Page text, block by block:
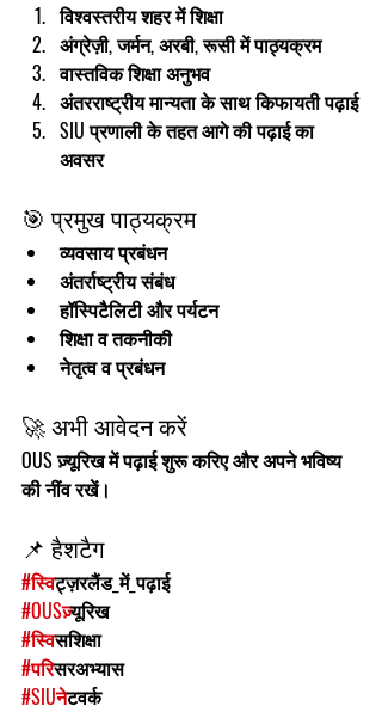
विश्वस्तरीय शहर में शिक्षा
अंग्रेज़ी, जर्मन, अरबी, रूसी में पाठ्यक्रम
वास्तविक शिक्षा अनुभव
अंतरराष्ट्रीय मान्यता के साथ किफायती पढ़ाई
SIU प्रणाली के तहत आगे की पढ़ाई का
अवसर
🎯 प्रमुख पाठ्यक्रम
व्यवसाय प्रबंधन
अंतर्राष्ट्रीय संबंध
हॉस्पिटैलिटी और पर्यटन
शिक्षा व तकनीकी
नेतृत्व व प्रबंधन
🚀 अभी आवेदन करें
OUS ज़्यूरिख में पढ़ाई शुरू करिए और अपने भविष्य
की नींव रखें।
📌 हैशटैग
#स्विट्ज़रलैंड_में_पढ़ाई
#OUSज़्यूरिख
#स्विसशिक्षा
#परिसरअभ्यास
#SIUनेटवर्क